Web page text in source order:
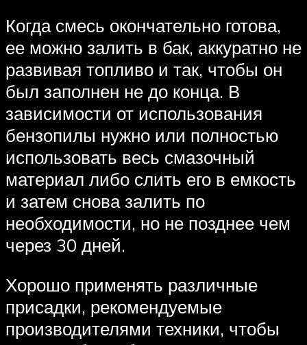
Когда смесь окончательно готова,
ее можно залить в бак, аккуратно не
развивая топливо и так, чтобы он
был заполнен не до конца. В
зависимости от использования
бензопилы нужно или полностью
использовать весь смазочный
материал либо слить его в емкость
и затем снова залить по
необходимости, но не позднее чем
через 30 дней.
Хорошо применять различные
присадки, рекомендуемые
производителями техники, чтобы